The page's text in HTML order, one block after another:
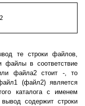
те строки файлов,
файлы в соответствие
файла2 стоит -, то
(файл2) является
каталога с именем
содержит строки